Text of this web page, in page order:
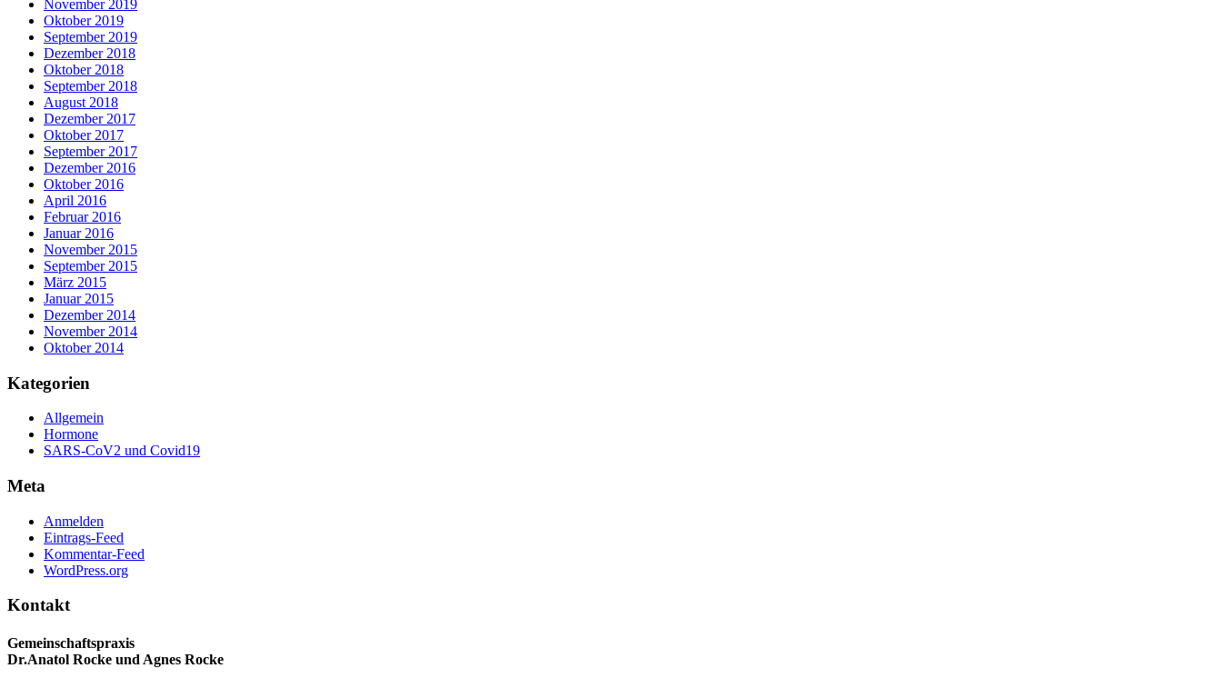
November 2019
Oktober 2019
September 2019
Dezember 2018
Oktober 2018
September 2018
August 2018
Dezember 2017
Oktober 2017
September 2017
Dezember 2016
Oktober 2016
April 2016
Februar 2016
Januar 2016
November 2015
September 2015
März 2015
Januar 2015
Dezember 2014
November 2014
Oktober 2014
Kategorien
Allgemein
Hormone
SARS-CoV2 und Covid19
Meta
Anmelden
Eintrags-Feed
Kommentar-Feed
WordPress.org
Kontakt
Gemeinschaftspraxis
Dr.Anatol Rocke und Agnes Rocke